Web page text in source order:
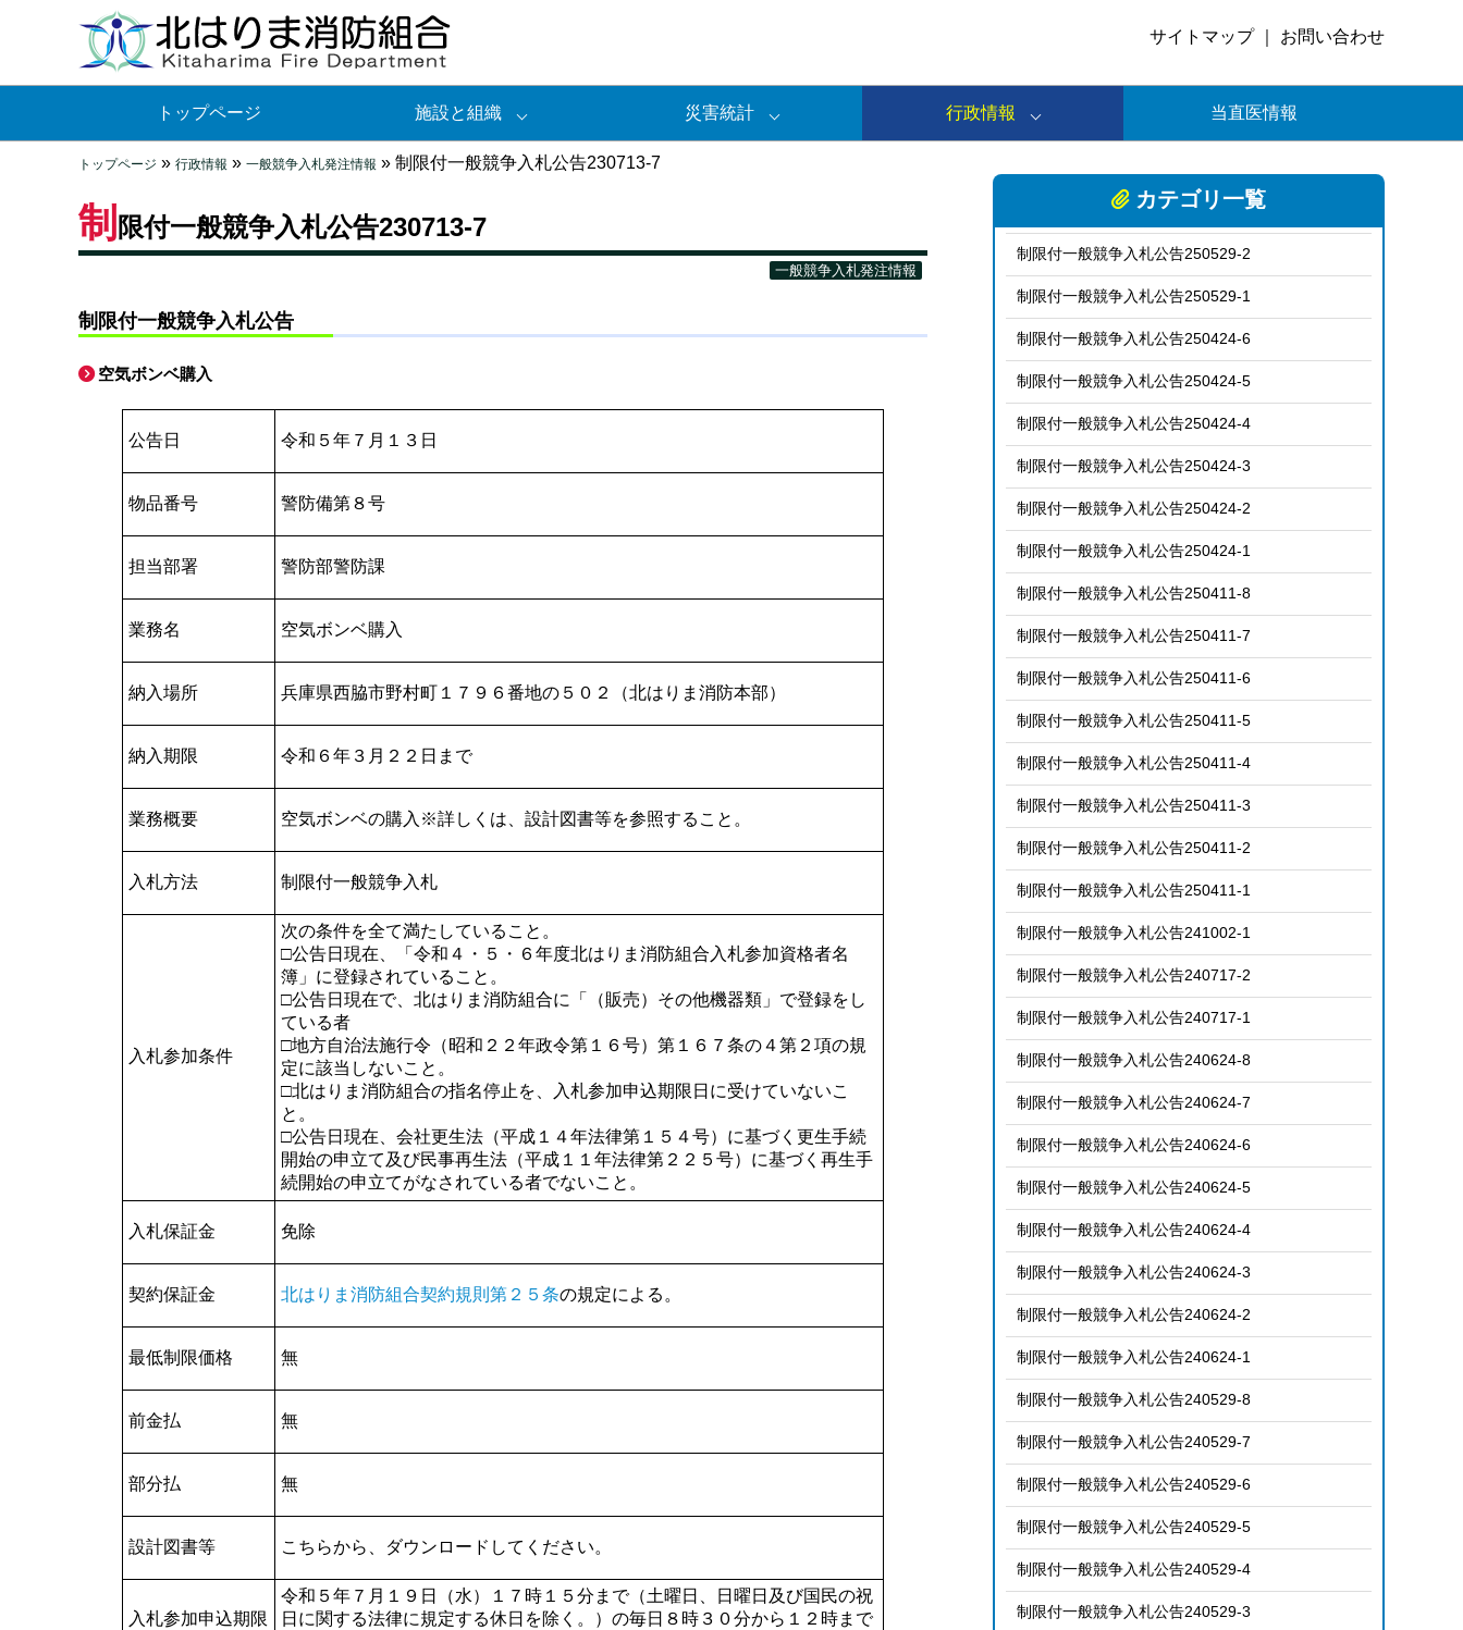
サイトマップ｜ お問い合わせ
トップページ 施設と組織 災害統計 行政情報 当直医情報
トップページ » 行政情報 » 一般競争入札発注情報 » 制限付一般競争入札公告230713-7
制 限付一般競争入札公告230713-7
一般競争入札発注情報
制限付一般競争入札公告
空気ボンベ購入
公告日 令和５年７月１３日
物品番号 警防備第８号
担当部署 警防部警防課
業務名 空気ボンベ購入
納入場所 兵庫県西脇市野村町１７９６番地の５０２（北はりま消防本部）
納入期限 令和６年３月２２日まで
業務概要 空気ボンベの購入※詳しくは、設計図書等を参照すること。
入札方法 制限付一般競争入札
入札参加条件
次の条件を全て満たしていること。
□公告日現在、「令和４・５・６年度北はりま消防組合入札参加資格者名
簿」に登録されていること。
□公告日現在で、北はりま消防組合に「（販売）その他機器類」で登録をし
ている者
□地方自治法施行令（昭和２２年政令第１６号）第１６７条の４第２項の規
定に該当しないこと。
□北はりま消防組合の指名停止を、入札参加申込期限日に受けていないこ
と。
□公告日現在、会社更生法（平成１４年法律第１５４号）に基づく更生手続
開始の申立て及び民事再生法（平成１１年法律第２２５号）に基づく再生手
続開始の申立てがなされている者でないこと。
入札保証金 免除
契約保証金 北はりま消防組合契約規則第２５条の規定による。
最低制限価格 無
前金払 無
部分払 無
設計図書等 こちらから、ダウンロードしてください。
入札参加申込期限
令和５年７月１９日（水）１７時１５分まで（土曜日、日曜日及び国民の祝
日に関する法律に規定する休日を除く。）の毎日８時３０分から１２時まで
カテゴリ一覧
制限付一般競争入札公告250529-2
制限付一般競争入札公告250529-1
制限付一般競争入札公告250424-6
制限付一般競争入札公告250424-5
制限付一般競争入札公告250424-4
制限付一般競争入札公告250424-3
制限付一般競争入札公告250424-2
制限付一般競争入札公告250424-1
制限付一般競争入札公告250411-8
制限付一般競争入札公告250411-7
制限付一般競争入札公告250411-6
制限付一般競争入札公告250411-5
制限付一般競争入札公告250411-4
制限付一般競争入札公告250411-3
制限付一般競争入札公告250411-2
制限付一般競争入札公告250411-1
制限付一般競争入札公告241002-1
制限付一般競争入札公告240717-2
制限付一般競争入札公告240717-1
制限付一般競争入札公告240624-8
制限付一般競争入札公告240624-7
制限付一般競争入札公告240624-6
制限付一般競争入札公告240624-5
制限付一般競争入札公告240624-4
制限付一般競争入札公告240624-3
制限付一般競争入札公告240624-2
制限付一般競争入札公告240624-1
制限付一般競争入札公告240529-8
制限付一般競争入札公告240529-7
制限付一般競争入札公告240529-6
制限付一般競争入札公告240529-5
制限付一般競争入札公告240529-4
制限付一般競争入札公告240529-3